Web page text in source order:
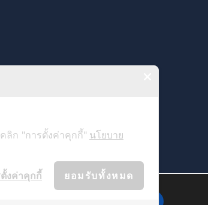
ยากจะขอเผื่อ
ถจะปฏิเสธไม่ให้
ลิก "การตั้งค่าคุกกี้" นโยบาย
ยอมรับทั้งหมด
งค่าคุกกี้